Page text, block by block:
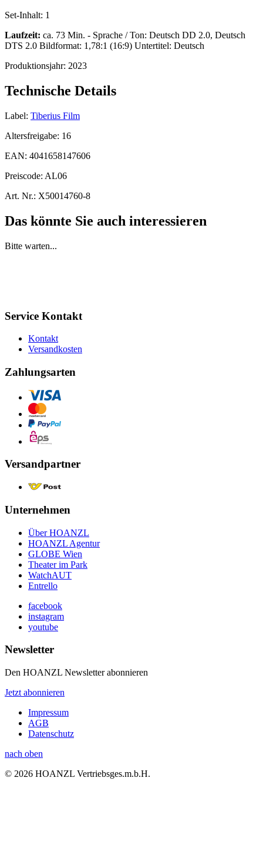
Set-Inhalt: 1
Laufzeit: ca. 73 Min. - Sprache / Ton: Deutsch DD 2.0, Deutsch
DTS 2.0 Bildformat: 1,78:1 (16:9) Untertitel: Deutsch
Produktionsjahr: 2023
Technische Details
Label: Tiberius Film
Altersfreigabe: 16
EAN: 4041658147606
Preiscode: AL06
Art. Nr.: X50014760-8
Das könnte Sie auch interessieren
Bitte warten...
Service Kontakt
Kontakt
Versandkosten
Zahlungsarten
Versandpartner
Unternehmen
Über HOANZL
HOANZL Agentur
GLOBE Wien
Theater im Park
WatchAUT
Entrello
facebook
instagram
youtube
Newsletter
Den HOANZL Newsletter abonnieren
Jetzt abonnieren
Impressum
AGB
Datenschutz
nach oben
© 2026 HOANZL Vertriebsges.m.b.H.